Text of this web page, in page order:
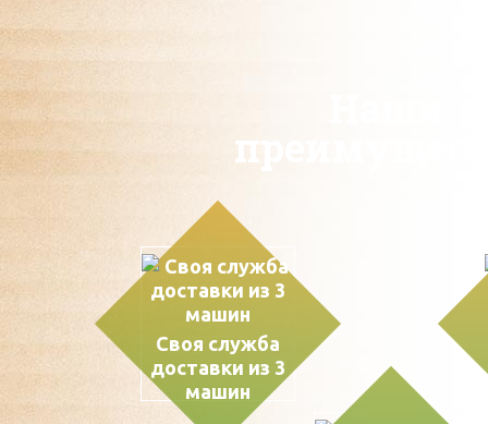
Своя служба
доставки из 3
машин